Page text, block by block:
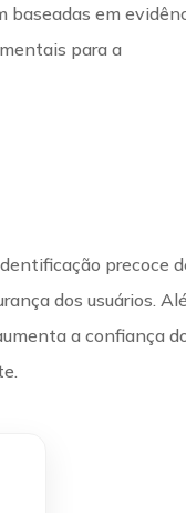
baseadas em
para a
precoce
dos usuários.
a confiança